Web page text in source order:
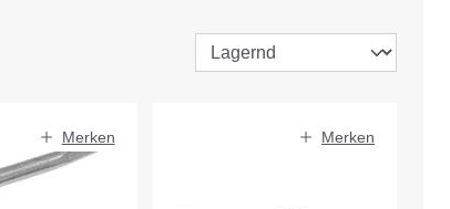
Merken Merken